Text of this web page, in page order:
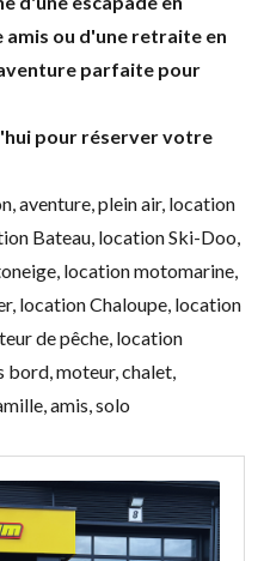
ou d'une retraite en
parfaite pour
pour réserver votre
aventure, plein air, location
Bateau, location Ski-Doo,
location motomarine,
location Chaloupe, location
de pêche, location
bord, moteur, chalet,
amis, solo